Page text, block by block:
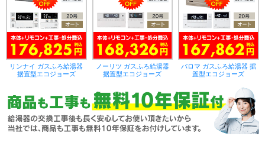
リンナイ ガスふろ給湯器
据置型エコジョーズ
ノーリツ ガスふろ給湯器
据置型エコジョーズ
パロマ ガスふろ給湯器 据
置型エコジョーズ